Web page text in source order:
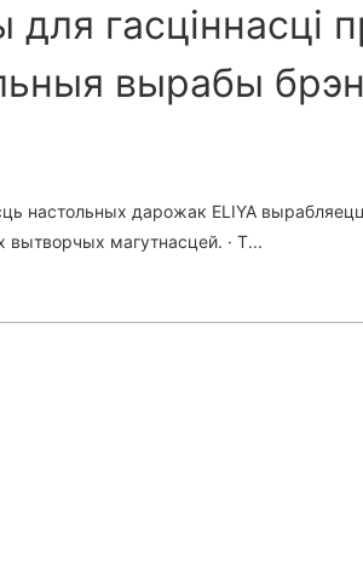
для гасціннасці
вырабы
настольных дарожак ELIYA
вытворчых магутнасцей. · Т...